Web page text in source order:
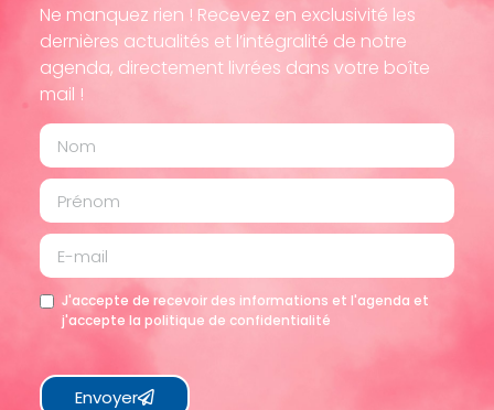
Ne manquez rien ! Recevez en exclusivité les
dernières actualités et l’intégralité de notre
agenda, directement livrées dans votre boîte
mail !
J'accepte de recevoir des informations et l'agenda et
j'accepte la politique de confidentialité
Envoyer